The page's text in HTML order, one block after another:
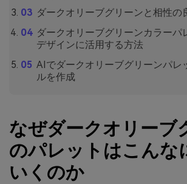
ダークオリーブグリーンと相性の
ダークオリーブグリーンカラーパ
デザインに活用する方法
AIでダークオリーブグリーンパレ
ルを作成
なぜダークオリーブ
のパレットはこんな
いくのか